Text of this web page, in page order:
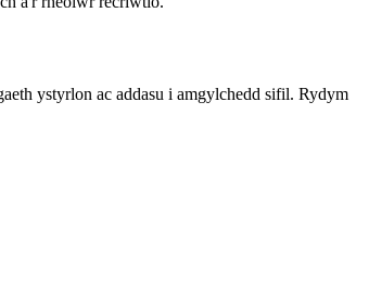
ystyrlon ac addasu i amgylchedd sifil. Rydym